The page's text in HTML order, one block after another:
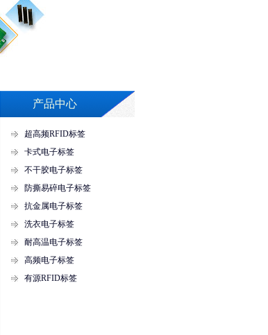
产品中心
超高频RFID标签
卡式电子标签
不干胶电子标签
防撕易碎电子标签
抗金属电子标签
洗衣电子标签
耐高温电子标签
高频电子标签
有源RFID标签